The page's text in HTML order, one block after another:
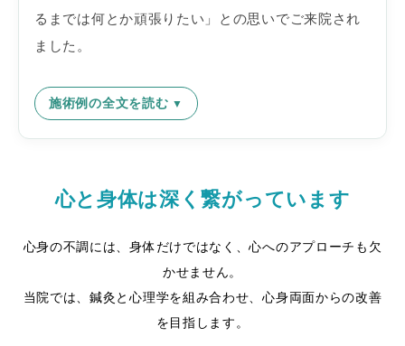
るまでは何とか頑張りたい」との思いでご来院され
ました。
施術例の全文を読む
心と身体は深く繋がっています
心身の不調には、身体だけではなく、心へのアプローチも欠
かせません。
当院では、鍼灸と心理学を組み合わせ、心身両面からの改善
を目指します。